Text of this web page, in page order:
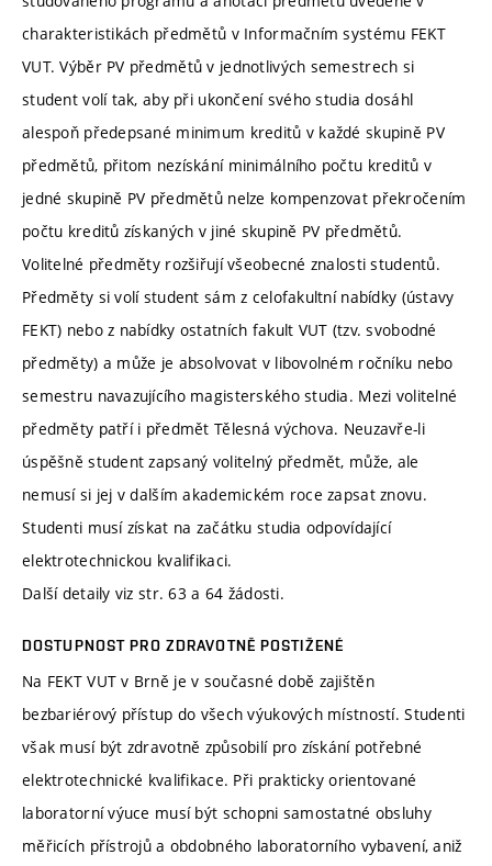
charakteristikách předmětů v Informačním systému FEKT
VUT. Výběr PV předmětů v jednotlivých semestrech si
student volí tak, aby při ukončení svého studia dosáhl
alespoň předepsané minimum kreditů v každé skupině PV
předmětů, přitom nezískání minimálního počtu kreditů v
jedné skupině PV předmětů nelze kompenzovat překročením
počtu kreditů získaných v jiné skupině PV předmětů.
Volitelné předměty rozšiřují všeobecné znalosti studentů.
Předměty si volí student sám z celofakultní nabídky (ústavy
FEKT) nebo z nabídky ostatních fakult VUT (tzv. svobodné
předměty) a může je absolvovat v libovolném ročníku nebo
semestru navazujícího magisterského studia. Mezi volitelné
předměty patří i předmět Tělesná výchova. Neuzavře-li
úspěšně student zapsaný volitelný předmět, může, ale
nemusí si jej v dalším akademickém roce zapsat znovu.
Studenti musí získat na začátku studia odpovídající
elektrotechnickou kvalifikaci.
Další detaily viz str. 63 a 64 žádosti.
DOSTUPNOST PRO ZDRAVOTNĚ POSTIŽENÉ
Na FEKT VUT v Brně je v současné době zajištěn
bezbariérový přístup do všech výukových místností. Studenti
však musí být zdravotně způsobilí pro získání potřebné
elektrotechnické kvalifikace. Při prakticky orientované
laboratorní výuce musí být schopni samostatné obsluhy
měřicích přístrojů a obdobného laboratorního vybavení, aniž